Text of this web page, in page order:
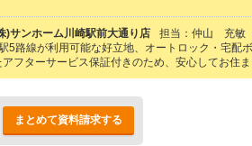
)サンホーム川崎駅前大通り店
担当：仲山 充敏
5路線が利用可能な好立地、オートロック・宅配
アフターサービス保証付きのため、安心してお住
まとめて資料請求する